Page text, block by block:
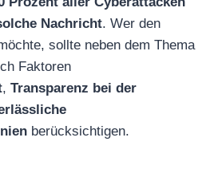
Nachricht. Wer den
sollte neben dem Thema
Faktoren
, Transparenz bei der
berücksichtigen.